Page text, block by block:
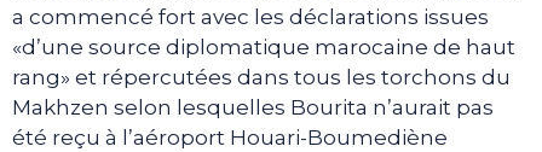
a commencé fort avec les déclarations issues
«d’une source diplomatique marocaine de haut
rang» et répercutées dans tous les torchons du
Makhzen selon lesquelles Bourita n’aurait pas
été reçu à l’aéroport Houari-Boumediène